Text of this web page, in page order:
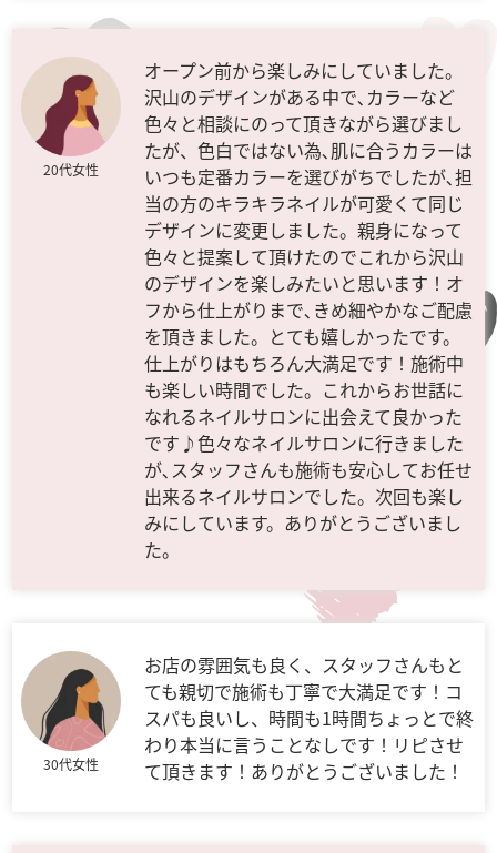
20代女性
オープン前から楽しみにしていました。
沢山のデザインがある中で､カラーなど
色々と相談にのって頂きながら選びまし
たが、色白ではない為､肌に合うカラーは
いつも定番カラーを選びがちでしたが､担
当の方のキラキラネイルが可愛くて同じ
デザインに変更しました。親身になって
色々と提案して頂けたのでこれから沢山
のデザインを楽しみたいと思います！オ
フから仕上がりまで､きめ細やかなご配慮
を頂きました。とても嬉しかったです。
仕上がりはもちろん大満足です！施術中
も楽しい時間でした。これからお世話に
なれるネイルサロンに出会えて良かった
です♪色々なネイルサロンに行きました
が､スタッフさんも施術も安心してお任せ
出来るネイルサロンでした。次回も楽し
みにしています。ありがとうございまし
た。
30代女性
お店の雰囲気も良く、スタッフさんもと
ても親切で施術も丁寧で大満足です！コ
スパも良いし、時間も1時間ちょっとで終
わり本当に言うことなしです！リピさせ
て頂きます！ありがとうございました！